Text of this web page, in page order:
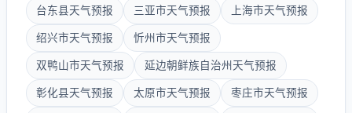
台东县天气预报 三亚市天气预报 上海市天气预报
绍兴市天气预报 忻州市天气预报
双鸭山市天气预报 延边朝鲜族自治州天气预报
彰化县天气预报 太原市天气预报 枣庄市天气预报